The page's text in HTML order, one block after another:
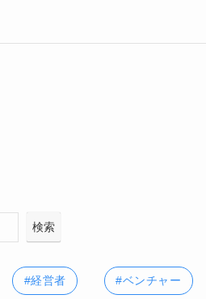
検索
#経営者 #ベンチャー